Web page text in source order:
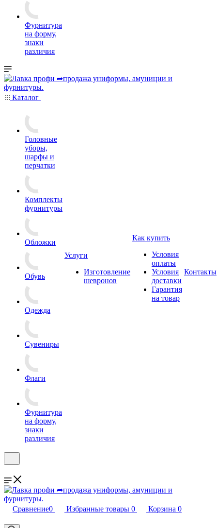
Фурнитура
на форму,
знаки
различия
Каталог
Головные
уборы,
шарфы и
перчатки
Комплекты
фурнитуры
Обложки
Обувь
Одежда
Сувениры
Флаги
Фурнитура
на форму,
знаки
различия
Услуги
Изготовление
шевронов
Как купить
Условия
оплаты
Условия
доставки
Гарантия
на товар
Контакты
Сравнение0 Избранные товары 0 Корзина 0